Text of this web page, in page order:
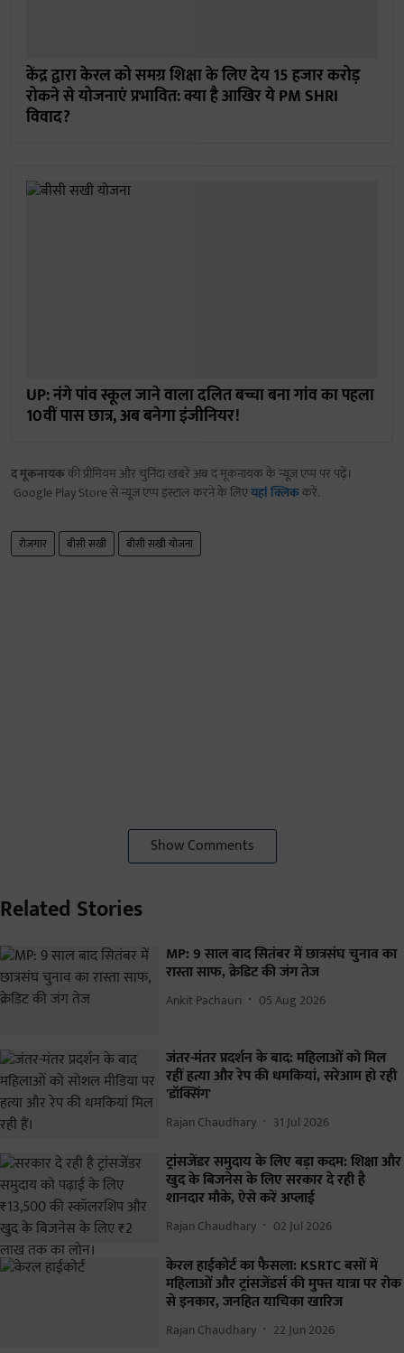
केंद्र द्वारा केरल को समग्र शिक्षा के लिए देय 15 हजार करोड़
रोकने से योजनाएं प्रभावित: क्या है आखिर ये PM SHRI
विवाद?
UP: नंगे पांव स्कूल जाने वाला दलित बच्चा बना गांव का पहला
10वीं पास छात्र, अब बनेगा इंजीनियर!
द मूकनायककी प्रीमियम और चुनिंदा खबरें अब द मूकनायक के न्यूज़ एप्प पर पढ़ें।
Google Play Store से न्यूज़ एप्प इंस्टाल करने के लिएयहां क्लिककरें.
रोजगार बीसी सखी बीसी सखी योजना
Show Comments
Related Stories
MP: 9 साल बाद सितंबर में छात्रसंघ चुनाव का
रास्ता साफ, क्रेडिट की जंग तेज
Ankit Pachauri 05 Aug 2026
जंतर-मंतर प्रदर्शन के बाद: महिलाओं को मिल
रहीं हत्या और रेप की धमकियां, सरेआम हो रही
'डॉक्सिंग'
Rajan Chaudhary 31 Jul 2026
ट्रांसजेंडर समुदाय के लिए बड़ा कदम: शिक्षा और
खुद के बिजनेस के लिए सरकार दे रही है
शानदार मौके, ऐसे करें अप्लाई
Rajan Chaudhary 02 Jul 2026
केरल हाईकोर्ट का फैसला: KSRTC बसों में
महिलाओं और ट्रांसजेंडर्स की मुफ्त यात्रा पर रोक
से इनकार, जनहित याचिका खारिज
Rajan Chaudhary 22 Jun 2026